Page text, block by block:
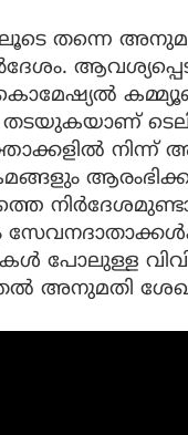
തന്നെ
തടയുകയാണ്
പോലുള്ള
അനുമതി